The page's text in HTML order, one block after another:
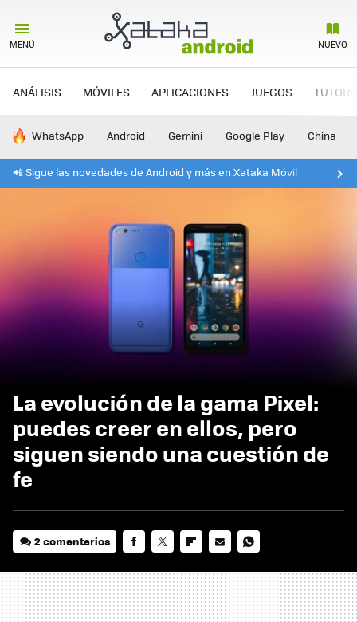
MENÚ NUEVO
ANÁLISIS MÓVILES APLICACIONES JUEGOS
HOY SE HABLA DE
WhatsApp Android Gemini Google Play China
📲 Sigue las novedades de Android y más en Xataka Móvil
La evolución de la gama Pixel:
puedes creer en ellos, pero
siguen siendo una cuestión de
fe
2 comentarios
MAIL